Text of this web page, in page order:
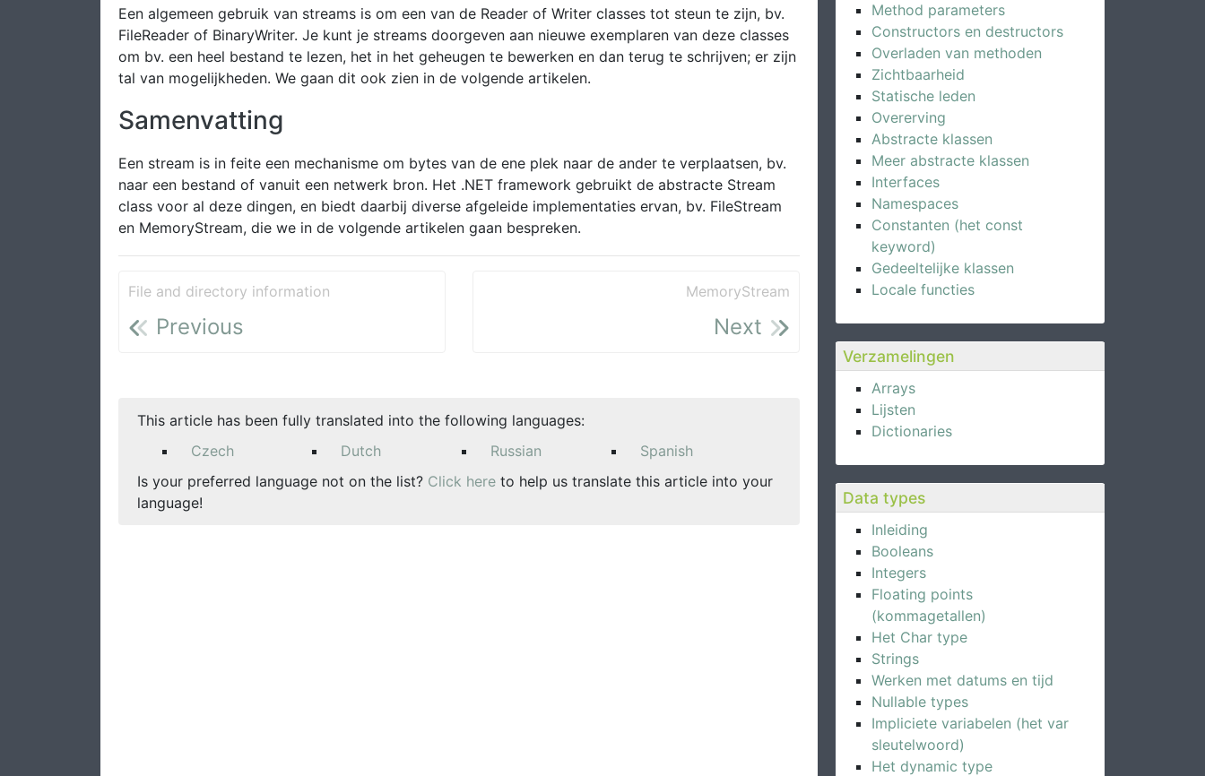
Method parameters
Constructors en destructors
Overladen van methoden
Zichtbaarheid
Statische leden
Overerving
Abstracte klassen
Meer abstracte klassen
Interfaces
Namespaces
Constanten (het const
keyword)
Gedeeltelijke klassen
Locale functies
Verzamelingen
Arrays
Lijsten
Dictionaries
Data types
Inleiding
Booleans
Integers
Floating points
(kommagetallen)
Het Char type
Strings
Werken met datums en tijd
Nullable types
Impliciete variabelen (het var
sleutelwoord)
Het dynamic type
Een algemeen gebruik van streams is om een van de Reader of Writer classes tot steun te zijn, bv.
FileReader of BinaryWriter. Je kunt je streams doorgeven aan nieuwe exemplaren van deze classes
om bv. een heel bestand te lezen, het in het geheugen te bewerken en dan terug te schrijven; er zijn
tal van mogelijkheden. We gaan dit ook zien in de volgende artikelen.
Samenvatting
Een stream is in feite een mechanisme om bytes van de ene plek naar de ander te verplaatsen, bv.
naar een bestand of vanuit een netwerk bron. Het .NET framework gebruikt de abstracte Stream
class voor al deze dingen, en biedt daarbij diverse afgeleide implementaties ervan, bv. FileStream
en MemoryStream, die we in de volgende artikelen gaan bespreken.
File and directory information
Previous
MemoryStream
Next
This article has been fully translated into the following languages:
Czech
Dutch Russian
Spanish
Is your preferred language not on the list? Click here to help us translate this article into your
language!